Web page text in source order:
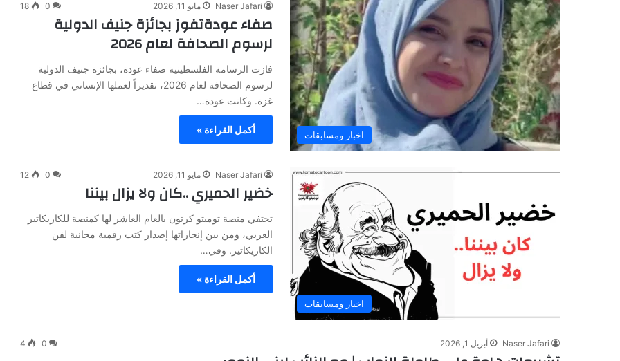
اخبار ومسابقات
Naser Jafari مايو 11, 2026 0
18
صفاء عودةتفوز بجائزة جنيف الدولية
لرسوم الصحافة لعام 2026
فازت الرسامة الفلسطينية صفاء عودة، بجائزة جنيف الدولية
لرسوم الصحافة لعام 2026، تقديراً لعملها الإنساني في قطاع
غزة. وكانت عودة…
أكمل القراءة »
اخبار ومسابقات
Naser Jafari مايو 11, 2026 0
12
خضير الحميري ..كان ولا يزال بيننا
تحتفي منصة توميتو كرتون بالعام العاشر لها كمنصة للكاريكاتير
العربي، ومن بين إنجازاتها إصدار كتب رقمية مجانية لفن
الكاريكاتير. وفي…
أكمل القراءة »
Naser Jafari أبريل 1, 2026 0
4